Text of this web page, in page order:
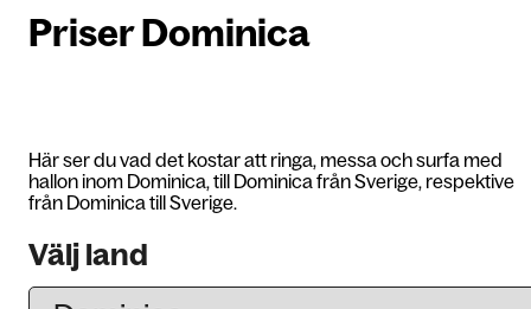
Priser Dominica
Här ser du vad det kostar att ringa, messa och surfa med
hallon inom Dominica, till Dominica från Sverige, respektive
från Dominica till Sverige.
Välj land